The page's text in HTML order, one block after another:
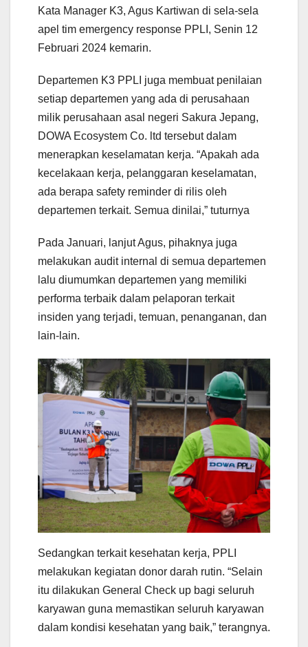
Kata Manager K3, Agus Kartiwan di sela-sela
apel tim emergency response PPLI, Senin 12
Februari 2024 kemarin.
Departemen K3 PPLI juga membuat penilaian
setiap departemen yang ada di perusahaan
milik perusahaan asal negeri Sakura Jepang,
DOWA Ecosystem Co. ltd tersebut dalam
menerapkan keselamatan kerja. “Apakah ada
kecelakaan kerja, pelanggaran keselamatan,
ada berapa safety reminder di rilis oleh
departemen terkait. Semua dinilai,” tuturnya
Pada Januari, lanjut Agus, pihaknya juga
melakukan audit internal di semua departemen
lalu diumumkan departemen yang memiliki
performa terbaik dalam pelaporan terkait
insiden yang terjadi, temuan, penanganan, dan
lain-lain.
Sedangkan terkait kesehatan kerja, PPLI
melakukan kegiatan donor darah rutin. “Selain
itu dilakukan General Check up bagi seluruh
karyawan guna memastikan seluruh karyawan
dalam kondisi kesehatan yang baik,” terangnya.